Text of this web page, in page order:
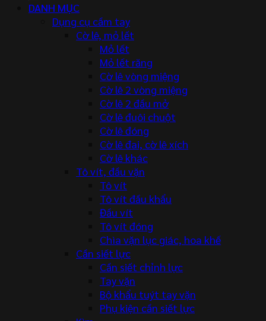
DANH MỤC
Dụng cụ cầm tay
Cờ lê, mỏ lết
Mỏ lết
Mỏ lết răng
Cờ lê vòng miệng
Cờ lê 2 vòng miệng
Cờ lê 2 đầu mở
Cờ lê đuôi chuột
Cờ lê đóng
Cờ lê đai, cờ lê xích
Cờ lê khác
Tô vít, đầu vặn
Tô vít
Tô vít đầu khẩu
Đầu vít
Tô vít đóng
Chìa vặn lục giác, hoa khế
Cần siết lực
Cần siết chỉnh lực
Tay vặn
Bộ khẩu tuýt tay vặn
Phụ kiện cần siết lực